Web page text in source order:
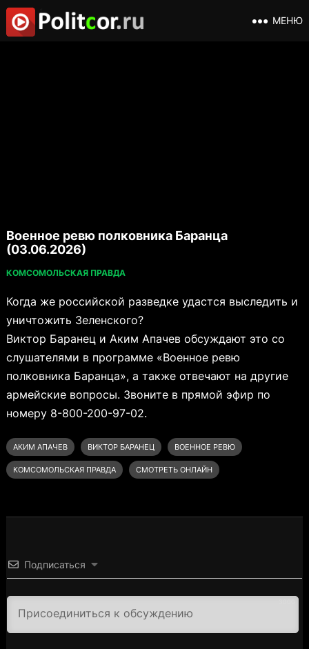
МЕНЮ
Военное ревю полковника Баранца
(03.06.2026)
КОМСОМОЛЬСКАЯ ПРАВДА
Когда же российской разведке удастся выследить и
уничтожить Зеленского?
Виктор Баранец и Аким Апачев обсуждают это со
слушателями в программе «Военное ревю
полковника Баранца», а также отвечают на другие
армейские вопросы. Звоните в прямой эфир по
номеру 8-800-200-97-02.
АКИМ АПАЧЕВ ВИКТОР БАРАНЕЦ ВОЕННОЕ РЕВЮ
КОМСОМОЛЬСКАЯ ПРАВДА СМОТРЕТЬ ОНЛАЙН
Подписаться